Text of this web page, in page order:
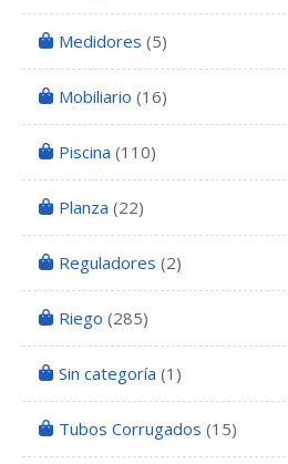
Medidores (5)
Mobiliario (16)
Piscina (110)
Planza (22)
Reguladores (2)
Riego (285)
Sin categoría (1)
Tubos Corrugados (15)